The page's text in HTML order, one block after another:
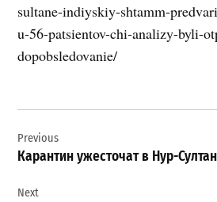
sultane-indiyskiy-shtamm-
u-56-patsientov-chi-analizy-byli-
dopobsledovanie/
по
записям
Previous
Карантин ужесточат в Нур-
Next